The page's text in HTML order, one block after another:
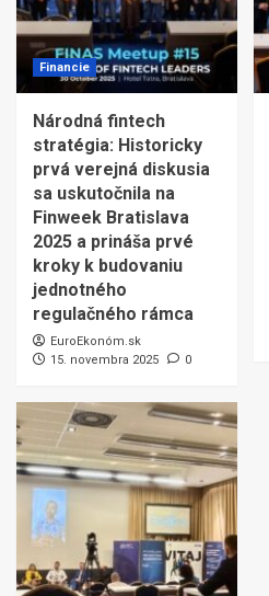
Financie
Národná fintech
stratégia: Historicky
prvá verejná diskusia
sa uskutočnila na
Finweek Bratislava
2025 a prináša prvé
kroky k budovaniu
jednotného
regulačného rámca
EuroEkonóm.sk
15. novembra 2025
0